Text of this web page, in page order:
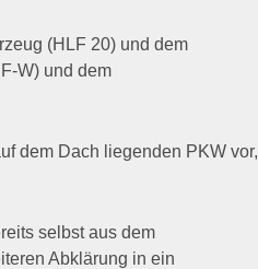
(HLF 20) und dem
W) und dem
dem Dach liegenden PKW vor,
selbst aus dem
Abklärung in ein